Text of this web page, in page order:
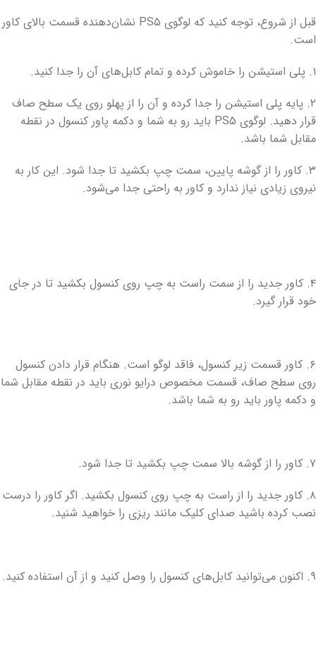
قبل از شروع، توجه کنید که لوگوی PS۵ نشان‌دهنده قسمت بالای کاور
است.
۱. پلی استیشن را خاموش کرده و تمام کابل‌های آن را جدا کنید.
۲. پایه پلی استیشن را جدا کرده و آن را از پهلو روی یک سطح صاف
قرار دهید. لوگوی PS۵ باید رو به شما و دکمه پاور کنسول در نقطه
مقابل شما باشد.
۳. کاور را از گوشه پایین، سمت چپ بکشید تا جدا شود. این کار به
نیروی زیادی نیاز ندارد و کاور به راحتی جدا می‌شود.
۴. کاور جدید را از سمت راست به چپ روی کنسول بکشید تا در جای
خود قرار گیرد.
۶. کاور قسمت زیر کنسول، فاقد لوگو است. هنگام قرار دادن کنسول
روی سطح صاف، قسمت مخصوص درایو نوری باید در نقطه مقابل شما
و دکمه پاور باید رو به شما باشد.
۷. کاور را از گوشه بالا سمت چپ بکشید تا جدا شود.
۸. کاور جدید را از راست به چپ روی کنسول بکشید. اگر کاور را درست
نصب کرده باشید صدای کلیک مانند ریزی را خواهید شنید.
۹. اکنون می‌توانید کابل‌های کنسول را وصل کنید و از آن استفاده کنید.